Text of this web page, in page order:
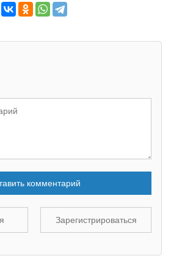
комментарий
Зарегистрироваться